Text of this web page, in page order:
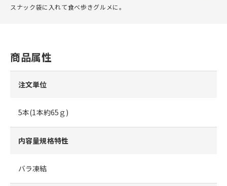
スナック袋に入れて食べ歩きグルメに。
商品属性
注文単位
5本(1本約65ｇ)
内容量規格特性
バラ凍結